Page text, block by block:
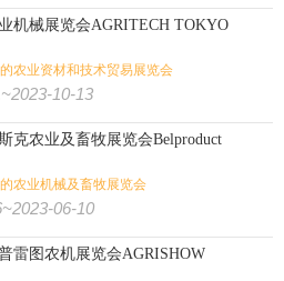
机械展览会AGRITECH TOKYO
农业资材和技术贸易展览会
10-13
克农业及畜牧展览会Belproduct
农业机械及畜牧展览会
06-10
雷图农机展览会AGRISHOW